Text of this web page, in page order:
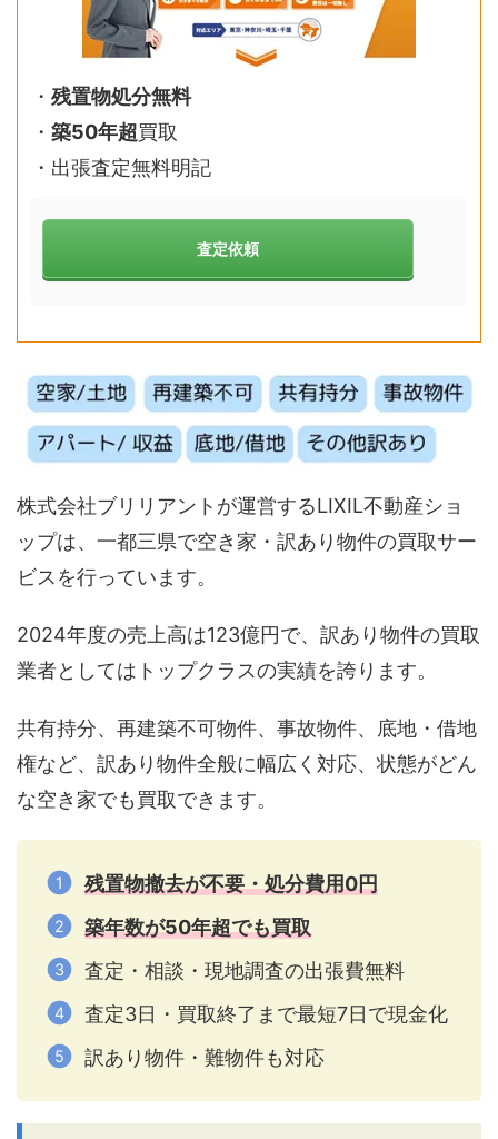
・ 残置物処分無料
・ 築50年超買取
・ 出張査定無料明記
査定依頼
株式会社ブリリアントが運営するLIXIL不動産ショ
ップは、一都三県で空き家・訳あり物件の買取サー
ビスを行っています。
2024年度の売上高は123億円で、訳あり物件の買取
業者としてはトップクラスの実績を誇ります。
共有持分、再建築不可物件、事故物件、底地・借地
権など、訳あり物件全般に幅広く対応、状態がどん
な空き家でも買取できます。
残置物撤去が不要・処分費用0円
築年数が50年超でも買取
査定・相談・現地調査の出張費無料
査定3日・買取終了まで最短7日で現金化
訳あり物件・難物件も対応